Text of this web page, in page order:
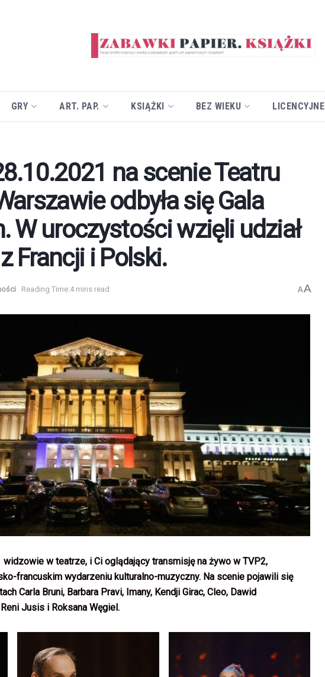
GRY ART. PAP. KSIĄŻKI BEZ WIEKU LICENCYJNE
na scenie Teatru
odbyła się Gala
W uroczystości wzięli udział
Francji i Polski.
Reading Time:4 mins read AA
w teatrze, i Ci oglądający transmisję na żywo w TVP2,
francuskim wydarzeniu kulturalno-muzyczny. Na scenie pojawili się
Carla Bruni, Barbara Pravi, Imany, Kendji Girac, Cleo, Dawid
Jusis i Roksana Węgiel.